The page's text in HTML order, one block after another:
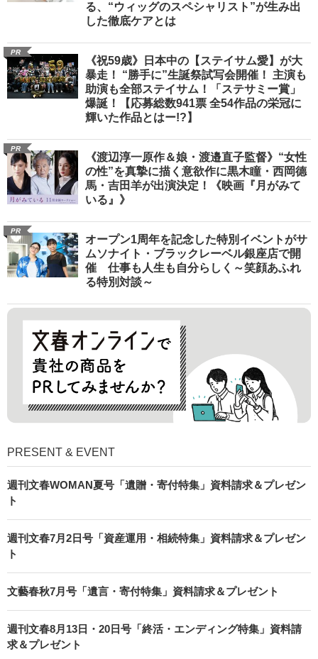
る、“ウィッグのスペシャリスト”が生み出
した徹底ケアとは
PR
《祝59歳》日本中の【ステイサム愛】が大
暴走！ “勝手に”生誕祭試写会開催！ 主演も
助演も全部ステイサム！「ステサミー賞」
爆誕！【応募総数941票 全54作品の栄冠に
輝いた作品とはー!?】
PR
《渡辺淳一原作＆娘・渡邉直子監督》“女性
の性”を真摯に描く意欲作に黒木瞳・西岡德
馬・吉田羊が出演決定！《映画『月がみて
いる』》
PR
オープン1周年を記念した特別イベントがサ
ムソナイト・ブラックレーベル銀座店で開
催 仕事も人生も自分らしく～笑顔あふれ
る特別対談～
PRESENT & EVENT
週刊文春WOMAN夏号「遺贈・寄付特集」資料請求＆プレゼン
ト
週刊文春7月2日号「資産運用・相続特集」資料請求＆プレゼン
ト
文藝春秋7月号「遺言・寄付特集」資料請求＆プレゼント
週刊文春8月13日・20日号「終活・エンディング特集」資料請
求＆プレゼント